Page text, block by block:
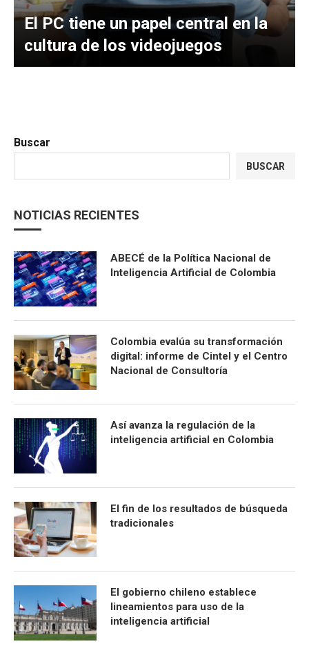
El PC tiene un papel central en la
cultura de los videojuegos
Buscar
BUSCAR
NOTICIAS RECIENTES
ABECÉ de la Política Nacional de
Inteligencia Artificial de Colombia
Colombia evalúa su transformación
digital: informe de Cintel y el Centro
Nacional de Consultoría
Así avanza la regulación de la
inteligencia artificial en Colombia
El fin de los resultados de búsqueda
tradicionales
El gobierno chileno establece
lineamientos para uso de la
inteligencia artificial